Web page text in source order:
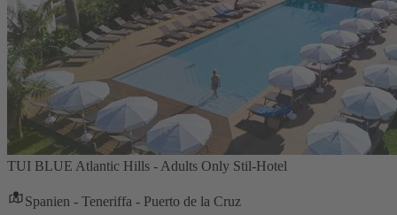
TUI BLUE Atlantic Hills - Adults Only Stil-Hotel
Spanien - Teneriffa - Puerto de la Cruz